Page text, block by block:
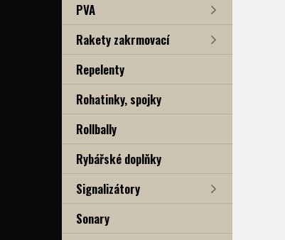
PVA
Rakety zakrmovací
Repelenty
Rohatinky, spojky
Rollbally
Rybářské doplňky
Signalizátory
Sonary